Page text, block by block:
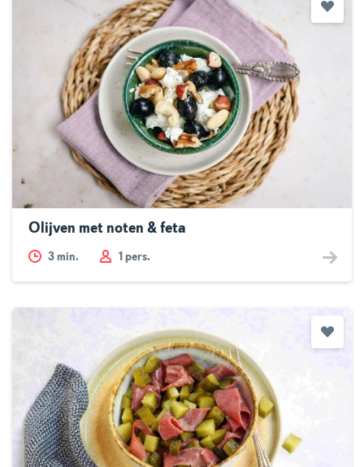
Olijven met noten & feta
3 min. 1 pers.